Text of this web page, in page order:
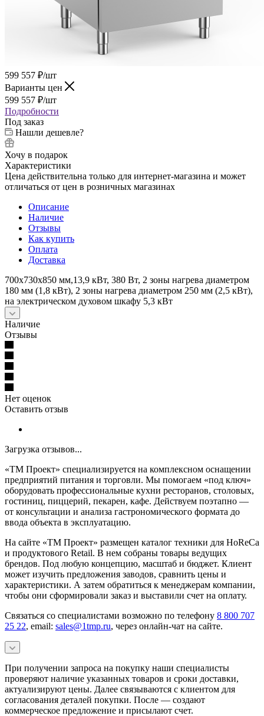
599 557 ₽/шт
Варианты цен
599 557 ₽/шт
Подробности
Под заказ
Нашли дешевле?
Хочу в подарок
Характеристики
Цена действительна только для интернет-магазина и может
отличаться от цен в розничных магазинах
Описание
Наличие
Отзывы
Как купить
Оплата
Доставка
700х730х850 мм,13,9 кВт, 380 Вт, 2 зоны нагрева диаметром
180 мм (1,8 кВт), 2 зоны нагрева диаметром 250 мм (2,5 кВт),
на электрическом духовом шкафу 5,3 кВт
Наличие
Отзывы
Нет оценок
Оставить отзыв
Загрузка отзывов...
«ТМ Проект» специализируется на комплексном оснащении
предприятий питания и торговли. Мы помогаем «под ключ»
оборудовать профессиональные кухни ресторанов, столовых,
гостиниц, пиццерий, пекарен, кафе. Действуем поэтапно —
от консультации и анализа гастрономического формата до
ввода объекта в эксплуатацию.
На сайте «ТМ Проект» размещен каталог техники для HoReCa
и продуктового Retail. В нем собраны товары ведущих
брендов. Под любую концепцию, масштаб и бюджет. Клиент
может изучить предложения заводов, сравнить цены и
характеристики. А затем обратиться к менеджерам компании,
чтобы они сформировали заказ и выставили счет на оплату.
Связаться со специалистами возможно по телефону 8 800 707
25 22, email: sales@1tmp.ru, через онлайн-чат на сайте.
При получении запроса на покупку наши специалисты
проверяют наличие указанных товаров и сроки доставки,
актуализируют цены. Далее связываются с клиентом для
согласования деталей покупки. После — создают
коммерческое предложение и присылают счет.